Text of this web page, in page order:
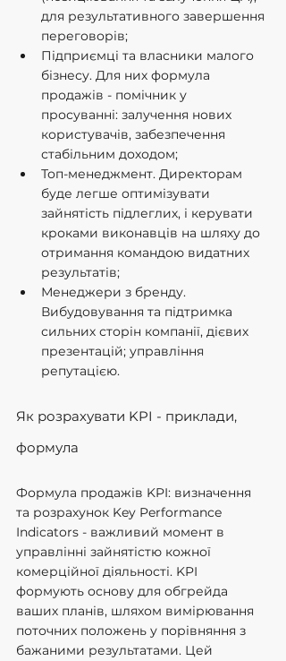
для результативного завершення
переговорів;
Підприємці та власники малого
бізнесу. Для них формула
продажів - помічник у
просуванні: залучення нових
користувачів, забезпечення
стабільним доходом;
Топ-менеджмент. Директорам
буде легше оптимізувати
зайнятість підлеглих, і керувати
кроками виконавців на шляху до
отримання командою видатних
результатів;
Менеджери з бренду.
Вибудовування та підтримка
сильних сторін компанії, дієвих
презентацій; управління
репутацією.
Як розрахувати KPI - приклади,
формула
Формула продажів KPI: визначення
та розрахунок Key Performance
Indicators - важливий момент в
управлінні зайнятістю кожної
комерційної діяльності. KPI
формують основу для обгрейда
ваших планів, шляхом вимірювання
поточних положень у порівняння з
бажаними результатами. Цей